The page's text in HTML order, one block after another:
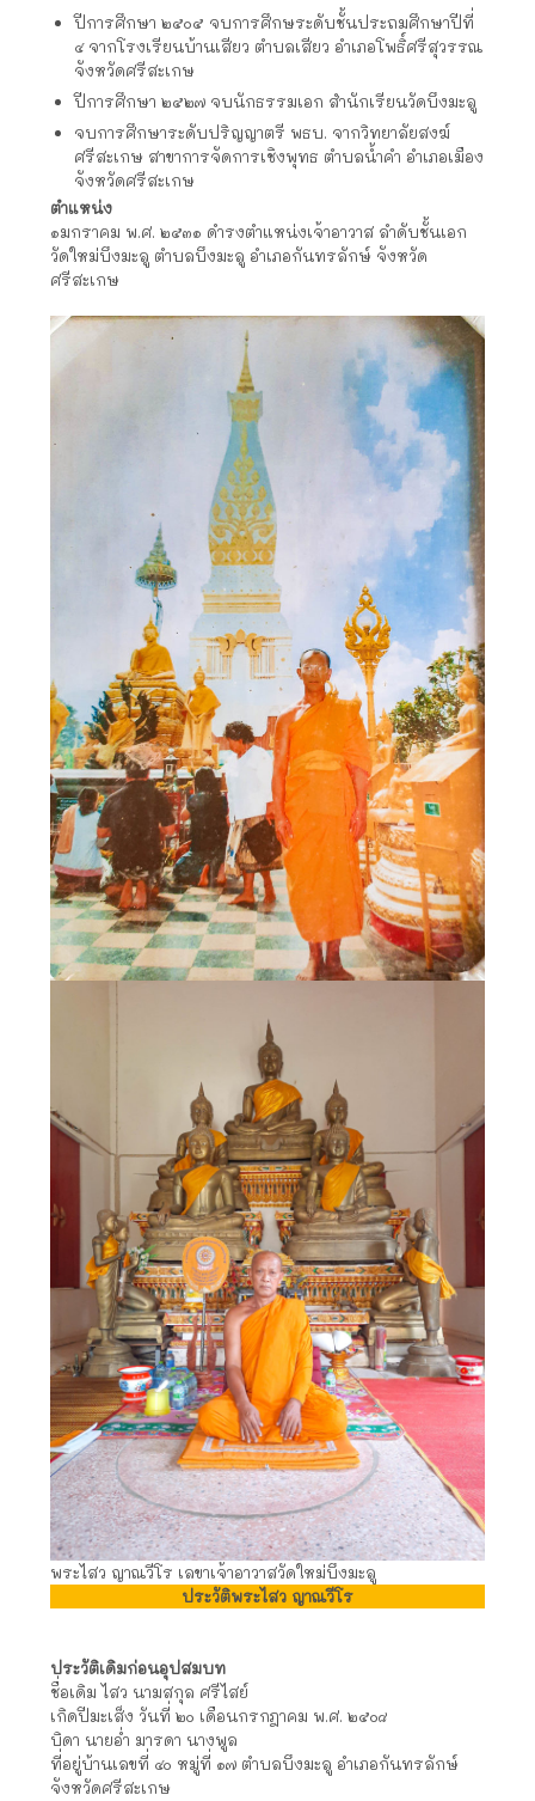
ปีการศึกษา ๒๕๐๕ จบการศึกษระดับชั้นประถมศึกษาปีที่
๔ จากโรงเรียนบ้านเสียว ตำบลเสียว อำเภอโพธิ์ศรีสุวรรณ
จังหวัดศรีสะเกษ
ปีการศึกษา ๒๕๒๗ จบนักธรรมเอก สำนักเรียนวัดบึงมะลู
จบการศึกษาระดับปริญญาตรี พธบ. จากวิทยาลัยสงฆ์
ศรีสะเกษ สาขาการจัดการเชิงพุทธ ตำบลน้ำคำ อำเภอเมือง
จังหวัดศรีสะเกษ
ตำแหน่ง
๑มกราคม พ.ศ. ๒๕๓๑ ดำรงตำแหน่งเจ้าอาวาส ลำดับชั้นเอก
วัดใหม่บึงมะลู ตำบลบึงมะลู อำเภอกันทรลักษ์ จังหวัด
ศรีสะเกษ
พระไสว ญาณวีโร เลขาเจ้าอาวาสวัดใหม่บึงมะลู
ประวัติพระไสว ญาณวีโร
ประวัติเดิมก่อนอุปสมบท
ชื่อเดิม ไสว นามสกุล ศรีไสย์
เกิดปีมะเส็ง วันที่ ๒๐ เดือนกรกฎาคม พ.ศ. ๒๕๐๘
บิดา นายอ่ำ มารดา นางพูล
ที่อยู่บ้านเลขที่ ๔๐ หมู่ที่ ๑๗ ตำบลบึงมะลู อำเภอกันทรลักษ์
จังหวัดศรีสะเกษ